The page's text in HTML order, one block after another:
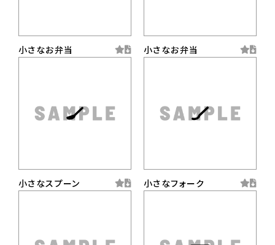
小さなお弁当 小さなお弁当
小さなスプーン 小さなフォーク